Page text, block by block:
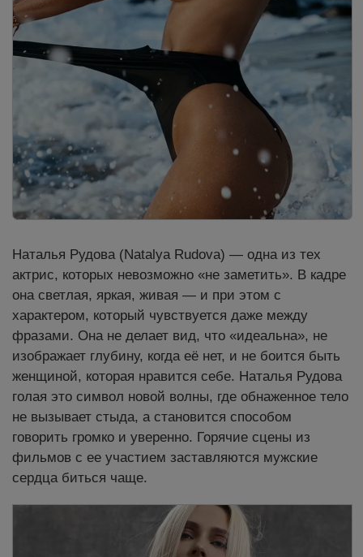
Наталья Рудова (Natalya Rudova) — одна из тех
актрис, которых невозможно «не заметить». В кадре
она светлая, яркая, живая — и при этом с
характером, который чувствуется даже между
фразами. Она не делает вид, что «идеальна», не
изображает глубину, когда её нет, и не боится быть
женщиной, которая нравится себе. Наталья Рудова
голая это символ новой волны, где обнаженное тело
не вызывает стыда, а становится способом
говорить громко и уверенно. Горячие сцены из
фильмов с ее участием заставляются мужские
сердца биться чаще.